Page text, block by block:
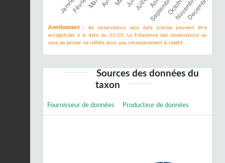
Avertissement :
les observations sans date précise peuvent être
enregistrées à la date du 01/01. La fréquence des observations au
mois de janvier ne reflète donc pas nécessairement la réalité.
Sources des données du
taxon
Fournisseur de données Producteur de données